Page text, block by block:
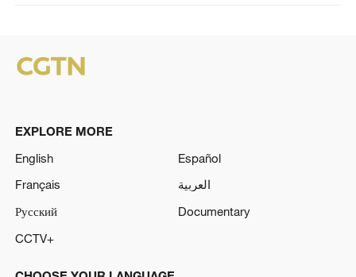
EXPLORE MORE
English
Español
Français
العربية
Русский
Documentary
CCTV+